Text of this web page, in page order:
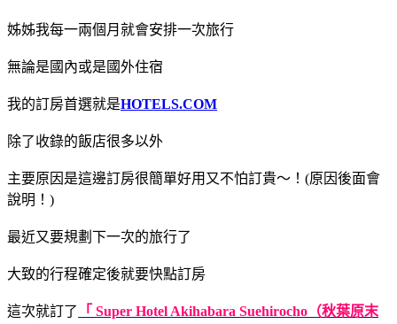
姊姊我每一兩個月就會安排一次旅行
無論是國內或是國外住宿
我的訂房首選就是HOTELS.COM
除了收錄的飯店很多以外
主要原因是這邊訂房很簡單好用又不怕訂貴～！(原因後面會
說明！)
最近又要規劃下一次的旅行了
大致的行程確定後就要快點訂房
這次就訂了
「 Super Hotel Akihabara Suehirocho（秋葉原末